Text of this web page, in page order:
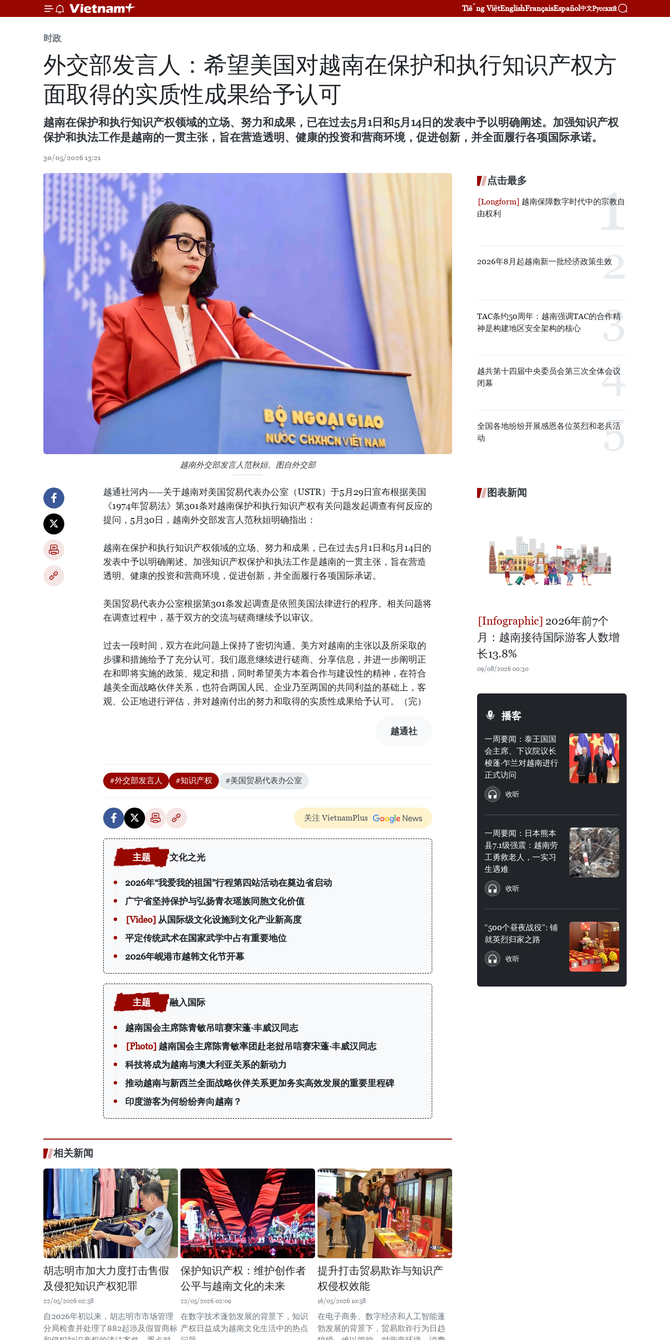
Tiếng ViệtEnglishFrançaisEspañol中文Русский
时政
外交部发言人：希望美国对越南在保护和执行知识产权方
面取得的实质性成果给予认可
越南在保护和执行知识产权领域的立场、努力和成果，已在过去5月1日和5月14日的发表中予以明确阐述。加强知识产权
保护和执法工作是越南的一贯主张，旨在营造透明、健康的投资和营商环境，促进创新，并全面履行各项国际承诺。
30/05/2026 13:21
越南外交部发言人范秋姮。图自外交部
越通社河内——关于越南对美国贸易代表办公室（USTR）于5月29日宣布根据美国
《1974年贸易法》第301条对越南保护和执行知识产权有关问题发起调查有何反应的
提问，5月30日，越南外交部发言人范秋姮明确指出：
越南在保护和执行知识产权领域的立场、努力和成果，已在过去5月1日和5月14日的
发表中予以明确阐述。加强知识产权保护和执法工作是越南的一贯主张，旨在营造
透明、健康的投资和营商环境，促进创新，并全面履行各项国际承诺。
美国贸易代表办公室根据第301条发起调查是依照美国法律进行的程序。相关问题将
在调查过程中，基于双方的交流与磋商继续予以审议。
过去一段时间，双方在此问题上保持了密切沟通。美方对越南的主张以及所采取的
步骤和措施给予了充分认可。我们愿意继续进行磋商、分享信息，并进一步阐明正
在和即将实施的政策、规定和措，同时希望美方本着合作与建设性的精神，在符合
越美全面战略伙伴关系，也符合两国人民、企业乃至两国的共同利益的基础上，客
观、公正地进行评估，并对越南付出的努力和取得的实质性成果给予认可。（完）
越通社
#外交部发言人 #知识产权 #美国贸易代表办公室
关注 VietnamPlus
文化之光
2026年“我爱我的祖国”行程第四站活动在奠边省启动
广宁省坚持保护与弘扬青衣瑶族同胞文化价值
从国际级文化设施到文化产业新高度
平定传统武术在国家武学中占有重要地位
2026年岘港市越韩文化节开幕
融入国际
越南国会主席陈青敏吊唁赛宋蓬·丰威汉同志
越南国会主席陈青敏率团赴老挝吊唁赛宋蓬·丰威汉同志
科技将成为越南与澳大利亚关系的新动力
推动越南与新西兰全面战略伙伴关系更加务实高效发展的重要里程碑
印度游客为何纷纷奔向越南？
相关新闻
胡志明市加大力度打击售假
及侵犯知识产权犯罪
22/05/2026 02:58
自2026年初以来，胡志明市市场管理
分局检查并处理了882起涉及假冒商标
保护知识产权：维护创作者
公平与越南文化的未来
22/05/2026 02:09
在数字技术蓬勃发展的背景下，知识
产权日益成为越南文化生活中的热点
提升打击贸易欺诈与知识产
权侵权效能
16/05/2026 10:58
在电子商务、数字经济和人工智能蓬
勃发展的背景下，贸易欺诈行为日趋
点击最多
越南保障数字时代中的宗教自
由权利
2026年8月起越南新一批经济政策生效
TAC条约50周年：越南强调TAC的合作精
神是构建地区安全架构的核心
越共第十四届中央委员会第三次全体会议
闭幕
全国各地纷纷开展感恩各位英烈和老兵活
动
图表新闻
2026年前7个
月：越南接待国际游客人数增
长13.8%
09/08/2026 00:30
播客
一周要闻：泰王国国
会主席、下议院议长
梭蓬·乍兰对越南进行
正式访问
收听
一周要闻：日本熊本
县7.1级强震：越南劳
工勇救老人，一实习
生遇难
收听
“500个昼夜战役”: 铺
就英烈归家之路
收听